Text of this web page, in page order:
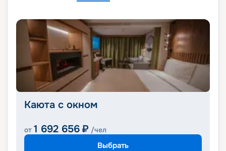
Каюта с окном
от 1 692 656 ₽ /чел
Выбрать